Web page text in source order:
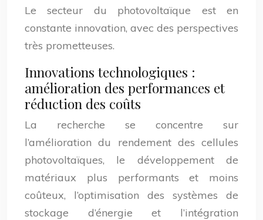
Le secteur du photovoltaïque est en
constante innovation, avec des perspectives
très prometteuses.
Innovations technologiques :
amélioration des performances et
réduction des coûts
La recherche se concentre sur
l’amélioration du rendement des cellules
photovoltaïques, le développement de
matériaux plus performants et moins
coûteux, l’optimisation des systèmes de
stockage d’énergie et l’intégration